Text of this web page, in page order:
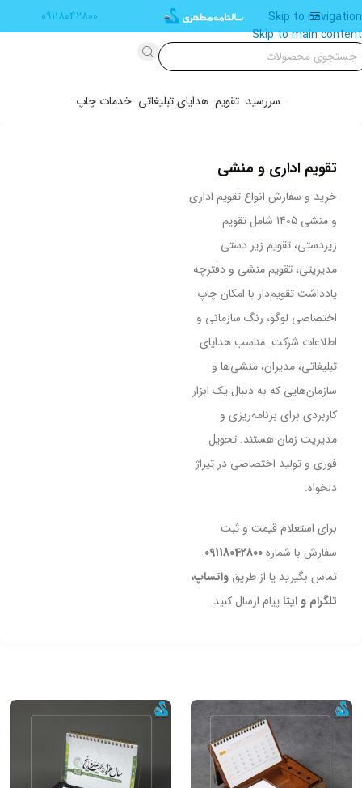
Skip to navigation
Skip to main content
۰۹۱۱۸۰۴۲۸۰۰
سررسید تقویم هدایای تبلیغاتی خدمات چاپ
تقویم اداری و منشی
خرید و سفارش انواع تقویم اداری
و منشی 1405 شامل تقویم
زیردستی، تقویم زیر دستی
مدیریتی، تقویم منشی و دفترچه
یادداشت تقویم‌دار با امکان چاپ
اختصاصی لوگو، رنگ سازمانی و
اطلاعات شرکت. مناسب هدایای
تبلیغاتی، مدیران، منشی‌ها و
سازمان‌هایی که به دنبال یک ابزار
کاربردی برای برنامه‌ریزی و
مدیریت زمان هستند. تحویل
فوری و تولید اختصاصی در تیراژ
دلخواه.
برای استعلام قیمت و ثبت
سفارش با شماره09118042800
تماس بگیرید یا از طریق واتساپ،
تلگرام و ایتا پیام ارسال کنید.